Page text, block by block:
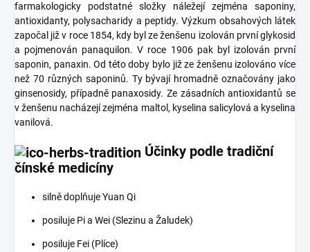
farmakologicky podstatné složky náležejí zejména saponiny,
antioxidanty, polysacharidy a peptidy. Výzkum obsahových látek
započal již v roce 1854, kdy byl ze ženšenu izolován první glykosid
a pojmenován panaquilon. V roce 1906 pak byl izolován první
saponin, panaxin. Od této doby bylo již ze ženšenu izolováno více
než 70 různých saponinů. Ty bývají hromadně označovány jako
ginsenosidy, případně panaxosidy. Ze zásadních antioxidantů se
v ženšenu nacházejí zejména maltol, kyselina salicylová a kyselina
vanilová.
Účinky podle tradiční
čínské medicíny
silně doplňuje Yuan Qi
posiluje Pi a Wei (Slezinu a Žaludek)
posiluje Fei (Plíce)